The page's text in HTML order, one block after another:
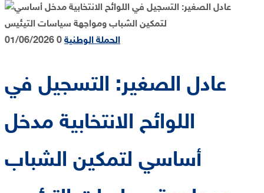
01/06/2026 الحملة الوطنية 0
عادل الصغير: التسجيل في
اللوائح الانتخابية مدخل
أساسي لتمكين الشباب